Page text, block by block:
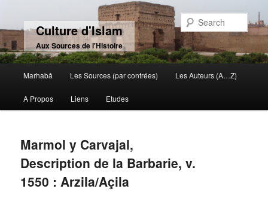
Culture d'Islam
Aux Sources de l'Histoire
Skip to primary content
Skip to secondary content
Marhabâ Les Sources (par contrées) Les Auteurs (A…Z)
A Propos Liens Etudes
Marmol y Carvajal,
Description de la Barbarie, v.
1550 : Arzila/Açila